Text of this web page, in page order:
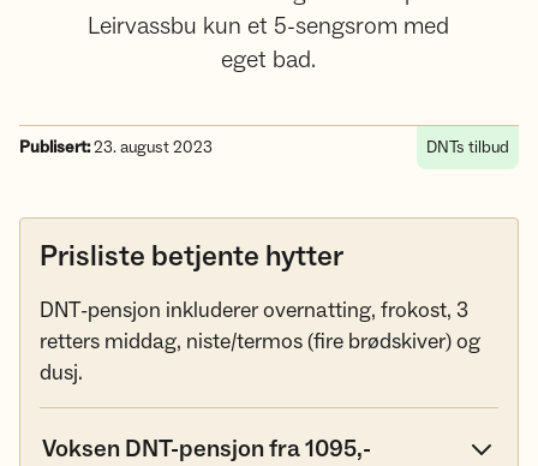
Leirvassbu kun et 5-sengsrom med
eget bad.
Publisert:23. august 2023 DNTs tilbud
Prisliste betjente hytter
DNT-pensjon inkluderer overnatting, frokost, 3
retters middag, niste/termos (fire brødskiver) og
dusj.
Voksen DNT-pensjon fra 1095,-